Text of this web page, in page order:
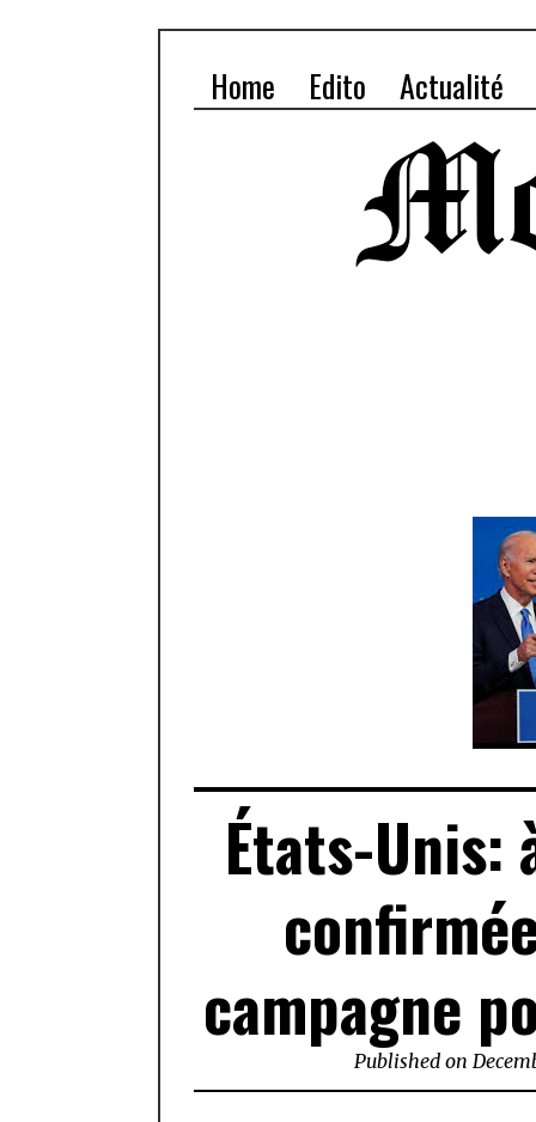
Home Edito Actualité
États-Unis:
campagne
Published on